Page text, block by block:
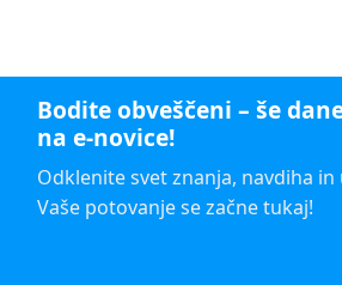
Bodite obveščeni – še
na e-novice!
Odklenite svet znanja, navdiha
Vaše potovanje se začne tukaj!